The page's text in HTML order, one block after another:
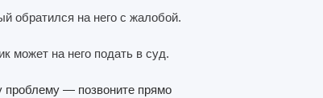
обратился на него с жалобой.
может на него подать в суд.
проблему — позвоните прямо